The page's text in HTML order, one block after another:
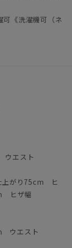
可《洗濯機可（ネ
エスト
上がり75cm ヒ
ヒザ幅
ウエスト